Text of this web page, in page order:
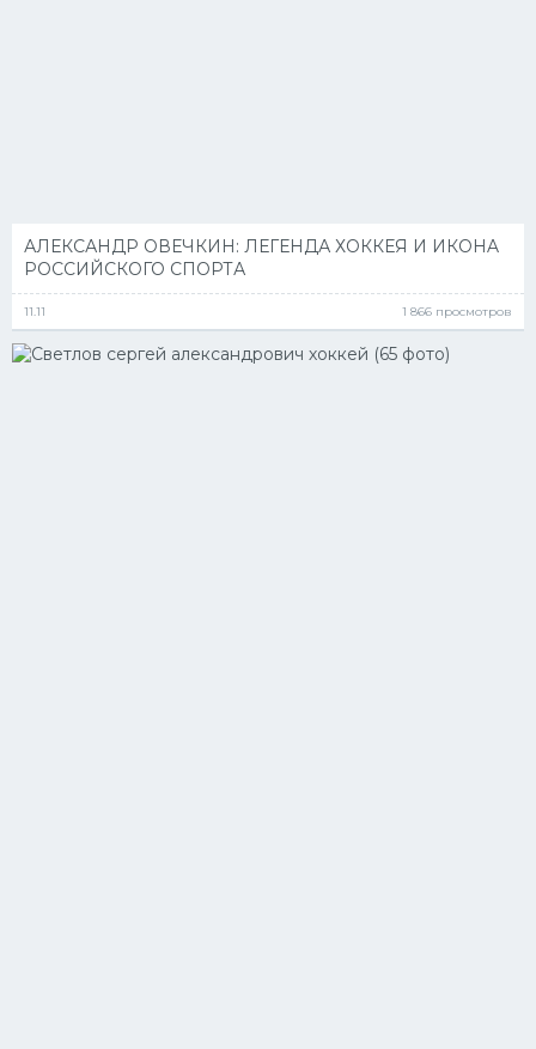
АЛЕКСАНДР ОВЕЧКИН: ЛЕГЕНДА ХОККЕЯ И ИКОНA
РОССИЙСКОГО СПОРТА
11.11 1 866 просмотров